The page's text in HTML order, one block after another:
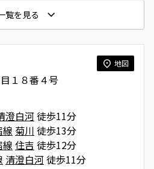
覧を見る
地図
１８番４号
澄白河徒歩11分
線 菊川 徒歩13分
線 住吉 徒歩12分
清澄白河徒歩11分